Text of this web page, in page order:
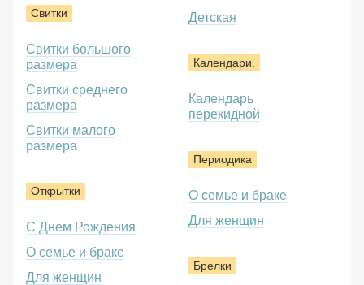
Свитки
Свитки большого
размера
Свитки среднего
размера
Свитки малого
размера
Открытки
С Днем Рождения
О семье и браке
Для женщин
Детская
Календари.
Календарь
перекидной
Периодика
О семье и браке
Для женщин
Брелки